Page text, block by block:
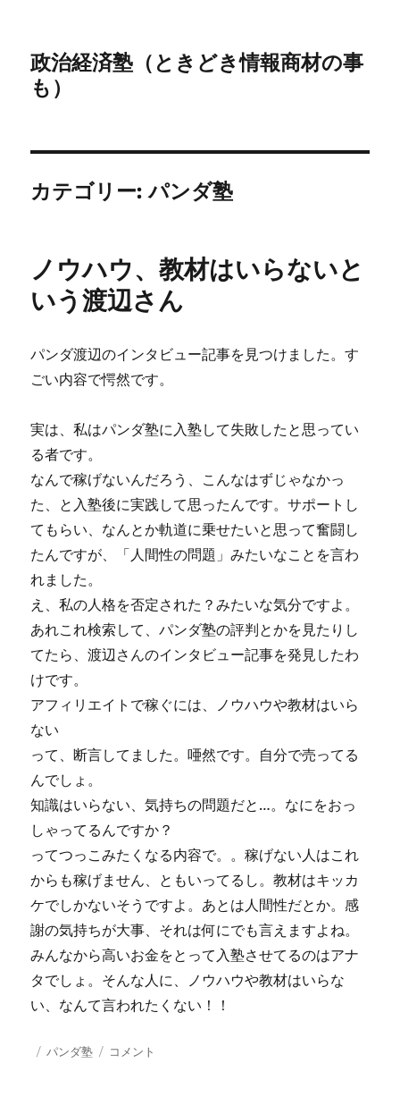
政治経済塾（ときどき情報商材の事
も）
カテゴリー:パンダ塾
ノウハウ、教材はいらないと
いう渡辺さん
パンダ渡辺のインタビュー記事を見つけました。す
ごい内容で愕然です。
実は、私はパンダ塾に入塾して失敗したと思ってい
る者です。
なんで稼げないんだろう、こんなはずじゃなかっ
た、と入塾後に実践して思ったんです。サポートし
てもらい、なんとか軌道に乗せたいと思って奮闘し
たんですが、「人間性の問題」みたいなことを言わ
れました。
え、私の人格を否定された？みたいな気分ですよ。
あれこれ検索して、パンダ塾の評判とかを見たりし
てたら、渡辺さんのインタビュー記事を発見したわ
けです。
アフィリエイトで稼ぐには、ノウハウや教材はいら
ない
って、断言してました。唖然です。自分で売ってる
んでしょ。
知識はいらない、気持ちの問題だと…。なにをおっ
しゃってるんですか？
ってつっこみたくなる内容で。。稼げない人はこれ
からも稼げません、ともいってるし。教材はキッカ
ケでしかないそうですよ。あとは人間性だとか。感
謝の気持ちが大事、それは何にでも言えますよね。
みんなから高いお金をとって入塾させてるのはアナ
タでしょ。そんな人に、ノウハウや教材はいらな
い、なんて言われたくない！！
投 カ
パンダ塾
ノ
コメント